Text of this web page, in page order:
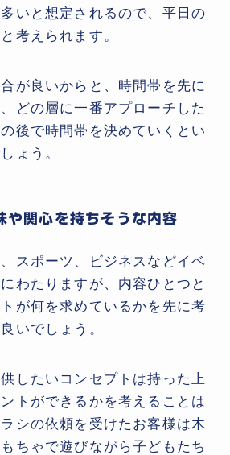
いと想定されるので、平日の
考えられます。
が良いからと、時間帯を先に
どの層に一番アプローチした
後で時間帯を決めていくとい
ょう。
や関心を持ちそうな内容
スポーツ、ビジネスなどイベ
わたりますが、内容ひとつと
が何を求めているかを先に考
いでしょう。
したいコンセプトは持った上
トができるかを考えることは
シの依頼を受けたお客様は木
ちゃで遊びながら子どもたち